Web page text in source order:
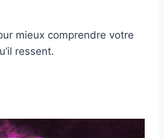
mieux comprendre votre
ressent.